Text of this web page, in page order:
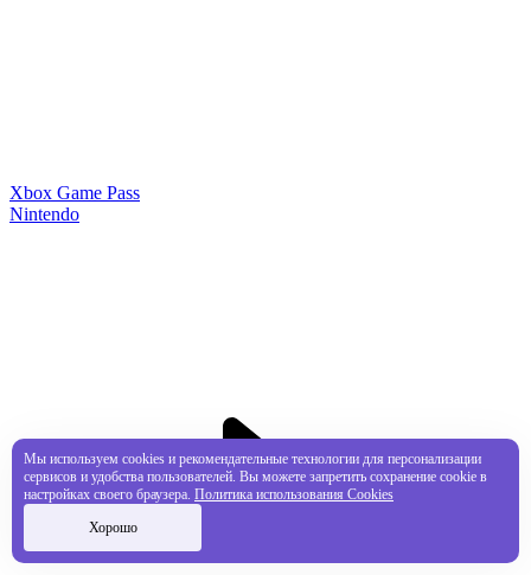
Xbox Game Pass
Nintendo
Мы используем cookies и рекомендательные технологии для персонализации
сервисов и удобства пользователей. Вы можете запретить сохранение cookie в
настройках своего браузера. Политика использования Cookies
Хорошо